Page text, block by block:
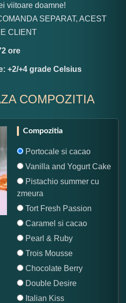
viitoare doamne!
SEPARAT, ACEST
CLIENT
ore
+2/+4 grade Celsius
COMPOZITIA
Compozitia
Portocale si cacao
Vanilla and Yogurt Cake
Pistachio summer cu
zmeura
Tort Fresh Passion
Caramel si cacao
Pearl & Ruby
Trois Mousse
Chocolate Berry
Double Desire
Italian Kiss